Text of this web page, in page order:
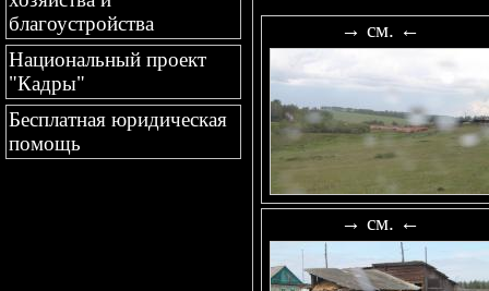
благоустройства
Национальный проект
"Кадры"
Бесплатная юридическая
помощь
→ см. ←
→ см. ←